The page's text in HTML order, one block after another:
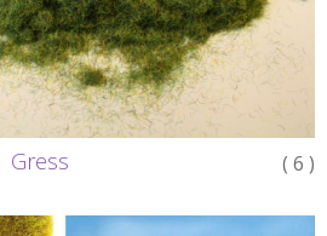
Kontakt oss
Gress ( 6 )